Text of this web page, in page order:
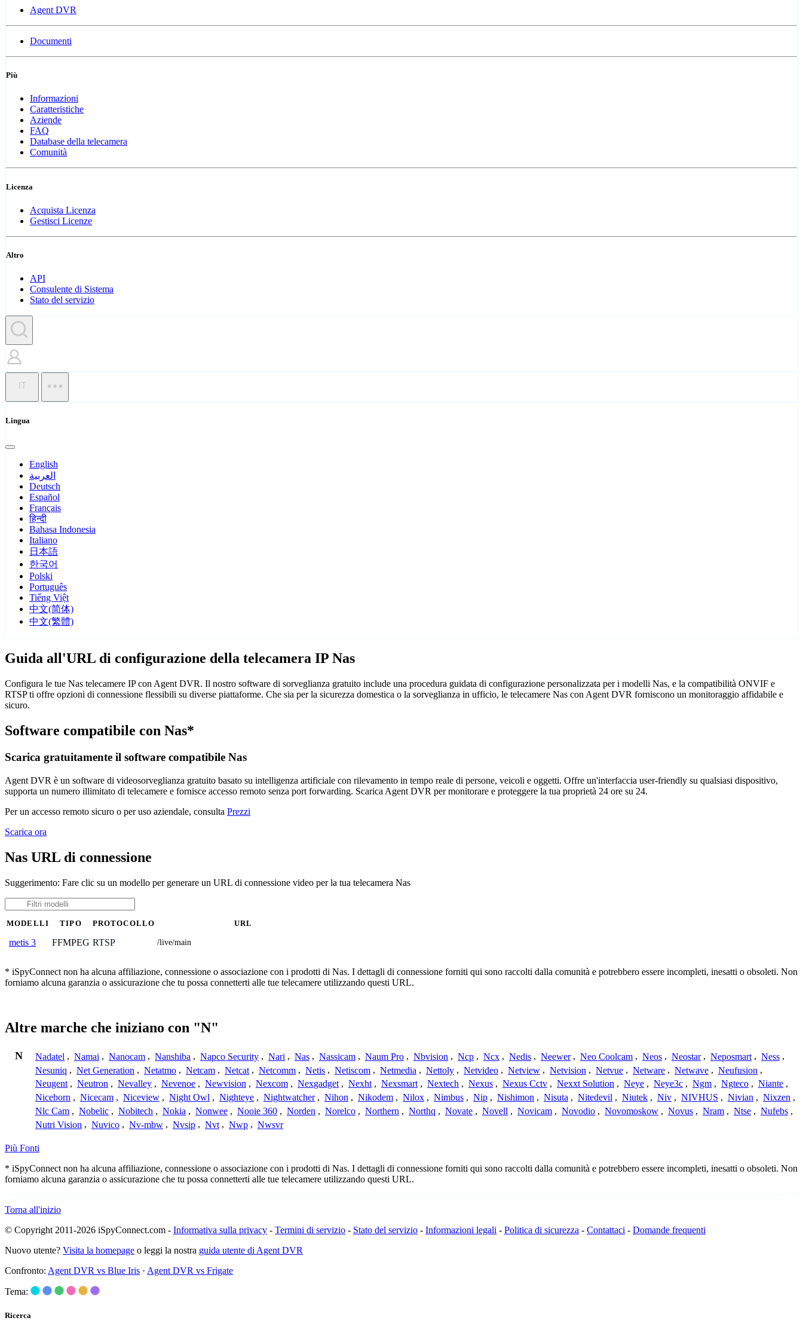
Agent DVR
Documenti
Più
Informazioni
Caratteristiche
Aziende
FAQ
Database della telecamera
Comunità
Licenza
Acquista Licenza
Gestisci Licenze
Altro
API
Consulente di Sistema
Stato del servizio
IT
Lingua
English
العربية
Deutsch
Español
Français
हिन्दी
Bahasa Indonesia
Italiano
日本語
한국어
Polski
Português
Tiếng Việt
中文(简体)
中文(繁體)
Guida all'URL di configurazione della telecamera IP Nas
Configura le tue Nas telecamere IP con Agent DVR. Il nostro software di sorveglianza gratuito include una procedura guidata di configurazione personalizzata per i modelli Nas, e la compatibilità ONVIF e
RTSP ti offre opzioni di connessione flessibili su diverse piattaforme. Che sia per la sicurezza domestica o la sorveglianza in ufficio, le telecamere Nas con Agent DVR forniscono un monitoraggio affidabile e
sicuro.
Software compatibile con Nas*
Scarica gratuitamente il software compatibile Nas
Agent DVR è un software di videosorveglianza gratuito basato su intelligenza artificiale con rilevamento in tempo reale di persone, veicoli e oggetti. Offre un'interfaccia user-friendly su qualsiasi dispositivo,
supporta un numero illimitato di telecamere e fornisce accesso remoto senza port forwarding. Scarica Agent DVR per monitorare e proteggere la tua proprietà 24 ore su 24.
Per un accesso remoto sicuro o per uso aziendale, consulta Prezzi
Scarica ora
Nas URL di connessione
Suggerimento: Fare clic su un modello per generare un URL di connessione video per la tua telecamera Nas
MODELLI TIPO PROTOCOLLO URL
metis 3 FFMPEG RTSP /live/main
* iSpyConnect non ha alcuna affiliazione, connessione o associazione con i prodotti di Nas. I dettagli di connessione forniti qui sono raccolti dalla comunità e potrebbero essere incompleti, inesatti o obsoleti. Non
forniamo alcuna garanzia o assicurazione che tu possa connetterti alle tue telecamere utilizzando questi URL.
Altre marche che iniziano con "N"
N Nadatel , Namai , Nanocam , Nanshiba , Napco Security , Nari , Nas , Nassicam , Naum Pro , Nbvision , Ncp , Ncx , Nedis , Neewer , Neo Coolcam , Neos , Neostar , Neposmart , Ness ,
Nesuniq , Net Generation , Netatmo , Netcam , Netcat , Netcomm , Netis , Netiscom , Netmedia , Nettoly , Netvideo , Netview , Netvision , Netvue , Netware , Netwave , Neufusion ,
Neugent , Neutron , Nevalley , Nevenoe , Newvision , Nexcom , Nexgadget , Nexht , Nexsmart , Nextech , Nexus , Nexus Cctv , Nexxt Solution , Neye , Neye3c , Ngm , Ngteco , Niante ,
Niceborn , Nicecam , Niceview , Night Owl , Nighteye , Nightwatcher , Nihon , Nikodem , Nilox , Nimbus , Nip , Nishimon , Nisuta , Nitedevil , Niutek , Niv , NIVHUS , Nivian , Nixzen ,
Nlc Cam , Nobelic , Nobitech , Nokia , Nonwee , Nooie 360 , Norden , Norelco , Northern , Northq , Novate , Novell , Novicam , Novodio , Novomoskow , Novus , Nram , Ntse , Nufebs ,
Nutri Vision , Nuvico , Nv-mbw , Nvsip , Nvt , Nwp , Nwsvr
Più Fonti
* iSpyConnect non ha alcuna affiliazione, connessione o associazione con i prodotti di Nas. I dettagli di connessione forniti qui sono raccolti dalla comunità e potrebbero essere incompleti, inesatti o obsoleti. Non
forniamo alcuna garanzia o assicurazione che tu possa connetterti alle tue telecamere utilizzando questi URL.
Torna all'inizio
© Copyright 2011-2026 iSpyConnect.com - Informativa sulla privacy - Termini di servizio - Stato del servizio - Informazioni legali - Politica di sicurezza - Contattaci - Domande frequenti
Nuovo utente? Visita la homepage o leggi la nostra guida utente di Agent DVR
Confronto: Agent DVR vs Blue Iris · Agent DVR vs Frigate
Tema:
Ricerca